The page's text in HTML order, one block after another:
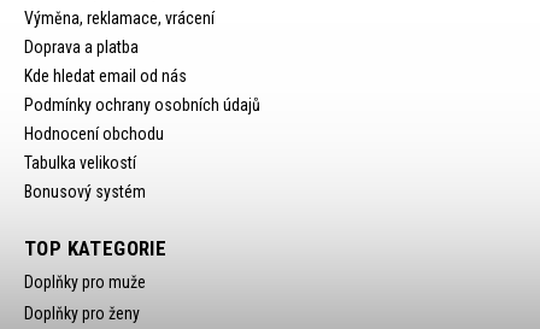
Výměna, reklamace, vrácení
Doprava a platba
Kde hledat email od nás
Podmínky ochrany osobních údajů
Hodnocení obchodu
Tabulka velikostí
Bonusový systém
TOP KATEGORIE
Doplňky pro muže
Doplňky pro ženy